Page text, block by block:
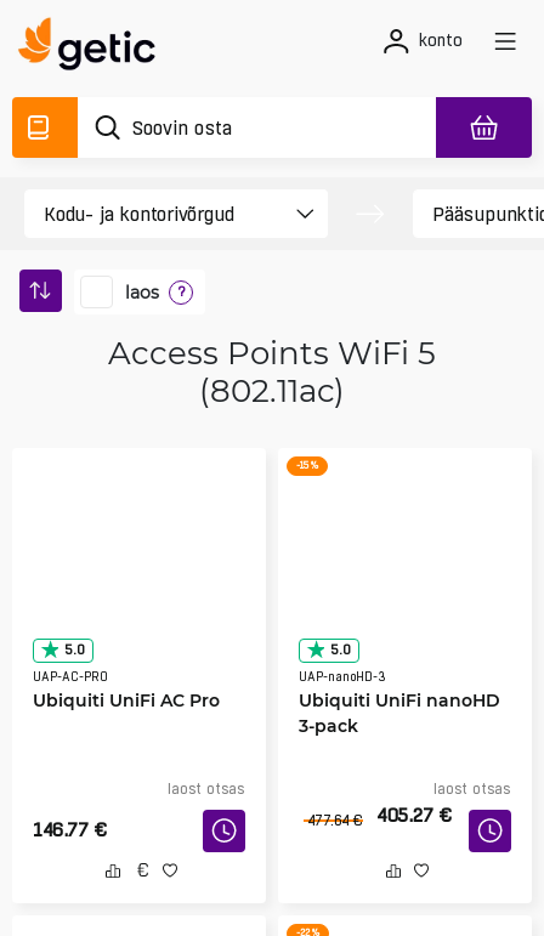
konto
laos ?
Access Points WiFi 5
(802.11ac)
5.0
UAP-AC-PRO
Ubiquiti UniFi AC Pro
laost otsas
146.77 €
-15 %
5.0
UAP-nanoHD-3
Ubiquiti UniFi nanoHD
3-pack
laost otsas
477.64 € 405.27 €
-22 %